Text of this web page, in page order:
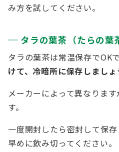
み方を試してください。
タラの葉茶（たらの葉
タラの葉茶は常温保存でOKで
けて、冷暗所に保存しましょ
メーカーによって異なりま
す。
一度開封したら密封して保
早めに飲み切ってください。